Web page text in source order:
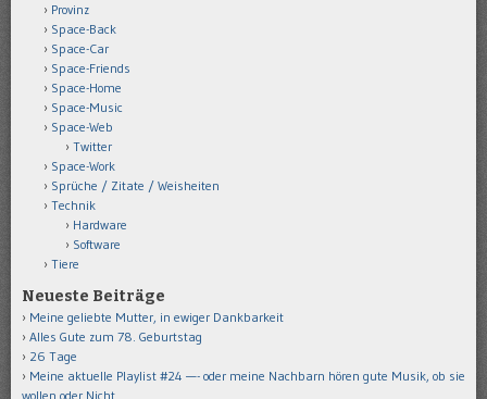
Provinz
Space-Back
Space-Car
Space-Friends
Space-Home
Space-Music
Space-Web
Twitter
Space-Work
Sprüche / Zitate / Weisheiten
Technik
Hardware
Software
Tiere
Neueste Beiträge
Meine geliebte Mutter, in ewiger Dankbarkeit
Alles Gute zum 78. Geburtstag
26 Tage
Meine aktuelle Playlist #24 —- oder meine Nachbarn hören gute Musik, ob sie
wollen oder Nicht